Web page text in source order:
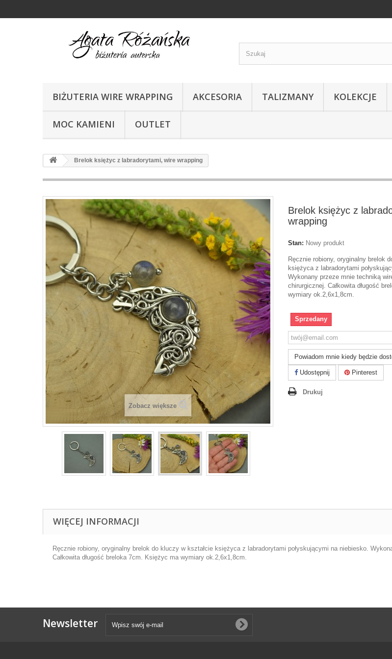
BIŻUTERIA WIRE WRAPPING AKCESORIA TALIZMANY KOLEKCJE
MOC KAMIENI OUTLET
Brelok księżyc z labradorytami, wire wrapping
Zobacz większe
Brelok księżyc z
wrapping
Stan: Nowy produkt
Ręcznie robiony, oryginalny brelok
księżyca z labradorytami
Wykonany przeze mnie techniką
chirurgicznej. Całkowita długość
wymiary ok.2,6x1,8cm.
Sprzedany
Powiadom mnie kiedy będzie
Udostępnij Pinterest
Drukuj
WIĘCEJ INFORMACJI
Ręcznie robiony, oryginalny brelok do kluczy w kształcie księżyca z labradorytami połyskującymi na niebiesko.
Całkowita długość breloka 7cm. Księżyc ma wymiary ok.2,6x1,8cm.
Newsletter